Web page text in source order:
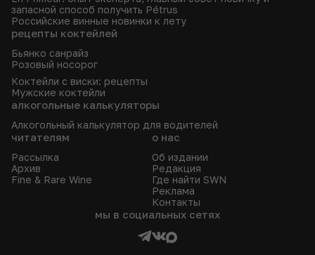
запасной способ получить Pétrus
Российские винные новинки к лету
рецепты коктейлей
Бьянко санрайз
Розовый носорог
Коктейли с виски: рецепты
Мужские коктейли
алкогольные калькуляторы
Алкогольный калькулятор для водителей
читателям
Рассылка
Архив
Fine & Rare Wine
о нас
Об издании
Редакция
Где найти SWN
Реклама
Контакты
мы в социальных сетях